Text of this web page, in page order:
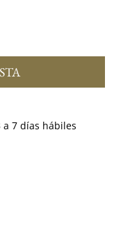
a 7 días hábiles